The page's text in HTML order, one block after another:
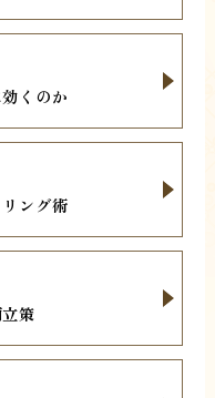
くのか
ング術
策